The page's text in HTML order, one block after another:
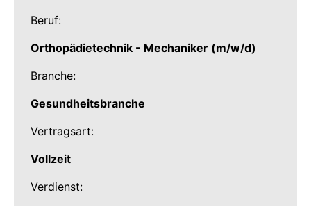
Beruf:
Orthopädietechnik - Mechaniker (m/w/d)
Branche:
Gesundheitsbranche
Vertragsart:
Vollzeit
Verdienst: